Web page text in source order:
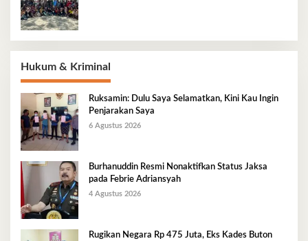
Hukum & Kriminal
Ruksamin: Dulu Saya Selamatkan, Kini Kau Ingin
Penjarakan Saya
6 Agustus 2026
Burhanuddin Resmi Nonaktifkan Status Jaksa
pada Febrie Adriansyah
4 Agustus 2026
Rugikan Negara Rp 475 Juta, Eks Kades Buton